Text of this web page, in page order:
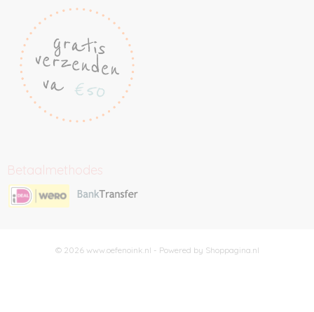
Betaalmethodes
© 2026 www.oefenoink.nl - Powered by Shoppagina.nl